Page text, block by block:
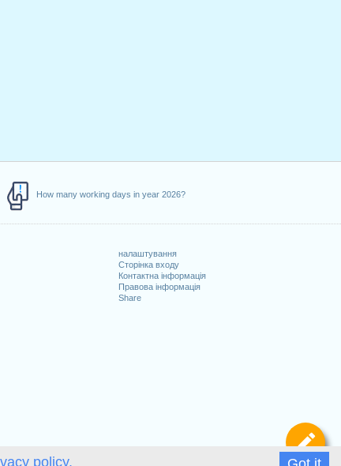
policy.
How many working days in year 2026?
налаштування
Сторінка входу
Контактна інформація
Правова інформація
Share